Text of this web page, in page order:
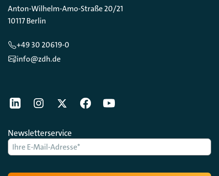
Anton-Wilhelm-Amo-Straße 20/21
10117 Berlin
+49 30 20619-0
info@zdh.de
[Der ZDH in den Sozialen Netzwerken]
LinkedIninstagramTwitterFacebookYoutube
Newsletterservice